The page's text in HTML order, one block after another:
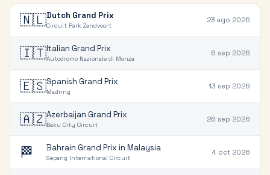
🇳🇱Dutch Grand Prix
Circuit Park Zandvoort
23 ago 2026
🇮🇹Italian Grand Prix
Autodromo Nazionale di Monza
6 sep 2026
🇪🇸Spanish Grand Prix
Madring
13 sep 2026
🇦🇿Azerbaijan Grand Prix
Baku City Circuit
26 sep 2026
🏁 Bahrain Grand Prix in Malaysia
Sepang International Circuit
4 oct 2026